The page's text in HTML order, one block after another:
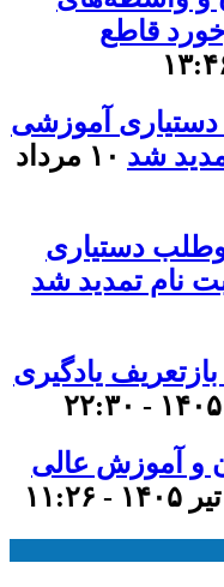
قاطع
دستیاری آموزشی
۱۰ مرداد
۱۵ هزار داوطلب دستیاری
نام تمدید شد
یادگیری
و آموزش عالی